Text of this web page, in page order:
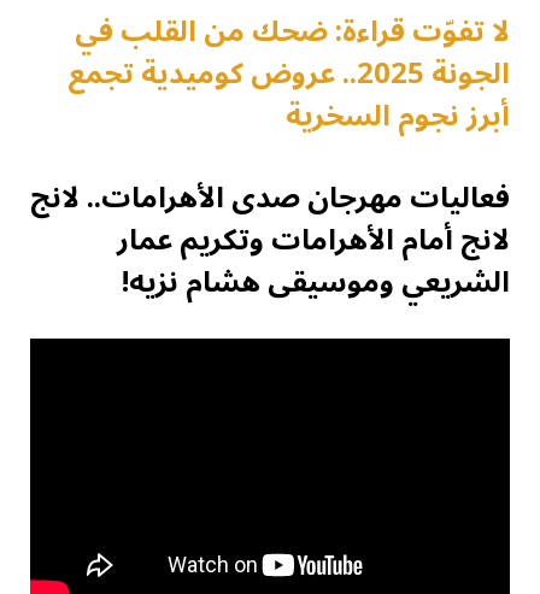
لا تفوّت قراءة: ضحك من القلب في
الجونة 2025.. عروض كوميدية تجمع
أبرز نجوم السخرية
فعاليات مهرجان صدى الأهرامات.. لانج
لانج أمام الأهرامات وتكريم عمار
الشريعي وموسيقى هشام نزيه!